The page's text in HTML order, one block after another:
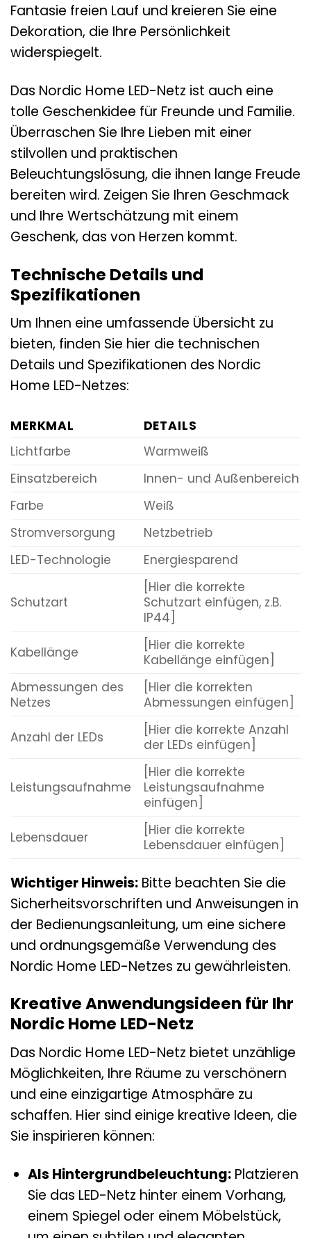
Fantasie freien Lauf und kreieren Sie eine
Dekoration, die Ihre Persönlichkeit
widerspiegelt.
Das Nordic Home LED-Netz ist auch eine
tolle Geschenkidee für Freunde und Familie.
Überraschen Sie Ihre Lieben mit einer
stilvollen und praktischen
Beleuchtungslösung, die ihnen lange Freude
bereiten wird. Zeigen Sie Ihren Geschmack
und Ihre Wertschätzung mit einem
Geschenk, das von Herzen kommt.
Technische Details und
Spezifikationen
Um Ihnen eine umfassende Übersicht zu
bieten, finden Sie hier die technischen
Details und Spezifikationen des Nordic
Home LED-Netzes:
MERKMAL
DETAILS
Lichtfarbe
Warmweiß
Einsatzbereich
Innen- und Außenbereich
Farbe
Weiß
Stromversorgung
Netzbetrieb
LED-Technologie
Energiesparend
Schutzart
[Hier die korrekte
Schutzart einfügen, z.B.
IP44]
Kabellänge
[Hier die korrekte
Kabellänge einfügen]
Abmessungen des
Netzes
[Hier die korrekten
Abmessungen einfügen]
Anzahl der LEDs
[Hier die korrekte Anzahl
der LEDs einfügen]
Leistungsaufnahme
[Hier die korrekte
Leistungsaufnahme
einfügen]
Lebensdauer
[Hier die korrekte
Lebensdauer einfügen]
Wichtiger Hinweis: Bitte beachten Sie die
Sicherheitsvorschriften und Anweisungen in
der Bedienungsanleitung, um eine sichere
und ordnungsgemäße Verwendung des
Nordic Home LED-Netzes zu gewährleisten.
Kreative Anwendungsideen für Ihr
Nordic Home LED-Netz
Das Nordic Home LED-Netz bietet unzählige
Möglichkeiten, Ihre Räume zu verschönern
und eine einzigartige Atmosphäre zu
schaffen. Hier sind einige kreative Ideen, die
Sie inspirieren können:
Als Hintergrundbeleuchtung:Platzieren
Sie das LED-Netz hinter einem Vorhang,
einem Spiegel oder einem Möbelstück,